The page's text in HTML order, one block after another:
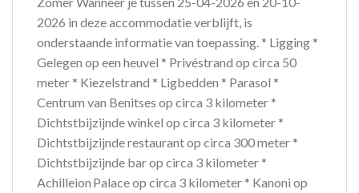
2026 in deze accommodatie verblijft, is
onderstaande informatie van toepassing. * Ligging *
Gelegen op een heuvel * Privéstrand op circa 50
meter * Kiezelstrand * Ligbedden * Parasol *
Centrum van Benitses op circa 3 kilometer *
Dichtstbijzijnde winkel op circa 3 kilometer *
Dichtstbijzijnde restaurant op circa 300 meter *
Dichtstbijzijnde bar op circa 3 kilometer *
Achilleion Palace op circa 3 kilometer * Kanoni op